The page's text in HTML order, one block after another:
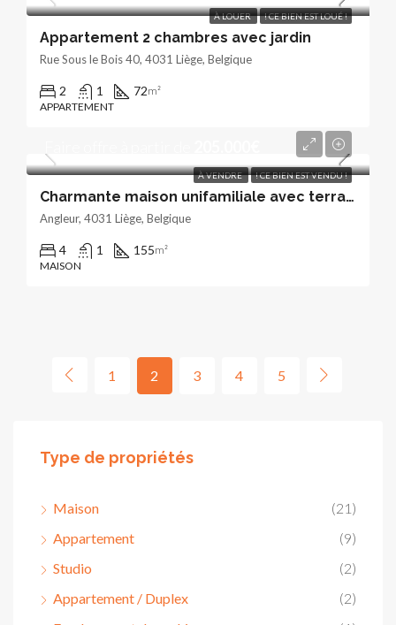
À LOUER ! CE BIEN EST LOUÉ !
Appartement 2 chambres avec jardin
Rue Sous le Bois 40, 4031 Liège, Belgique
2 1 72m²
APPARTEMENT
À VENDRE ! CE BIEN EST VENDU !
Charmante maison unifamiliale avec terrasse et jardinet
Angleur, 4031 Liège, Belgique
4 1 155m²
MAISON
1 2 3 4 5
Type de propriétés
Maison
(21)
Appartement
(9)
Studio
(2)
Appartement / Duplex
(2)